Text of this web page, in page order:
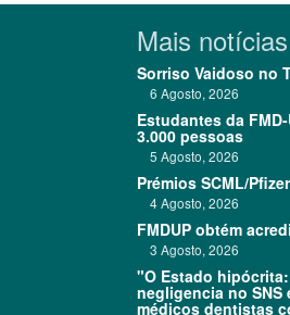
Mais
Sorriso Vaidoso no
6 Agosto, 2026
Estudantes da
3.000 pessoas
5 Agosto, 2026
Prémios SCML/
4 Agosto, 2026
FMDUP obtém
3 Agosto, 2026
"O Estado
negligencia no
médicos dentistas